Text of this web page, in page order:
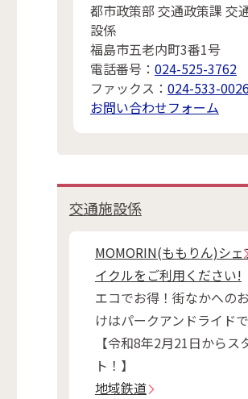
都市政策部 交通政策課 交
設係
福島市五老内町3番1号
電話番号： 024-525-3762
ファックス： 024-533-
お問い合わせフォーム
交通施設係
MOMORIN(ももりん)シェ
イクルをご利用ください!
エコでお得！街なかへの
けはパークアンドライド
【令和8年2月21日からス
ト！】
地域鉄道